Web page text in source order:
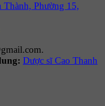
Phường 15,
Dược sĩ Cao Thanh